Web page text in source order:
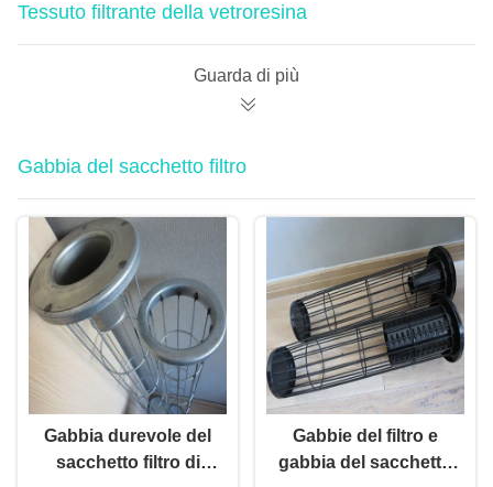
Tessuto filtrante della vetroresina
Guarda di più
Gabbia del sacchetto filtro
Gabbia durevole del
sacchetto filtro di
Gabbie del filtro e
gabbia del sacchetto